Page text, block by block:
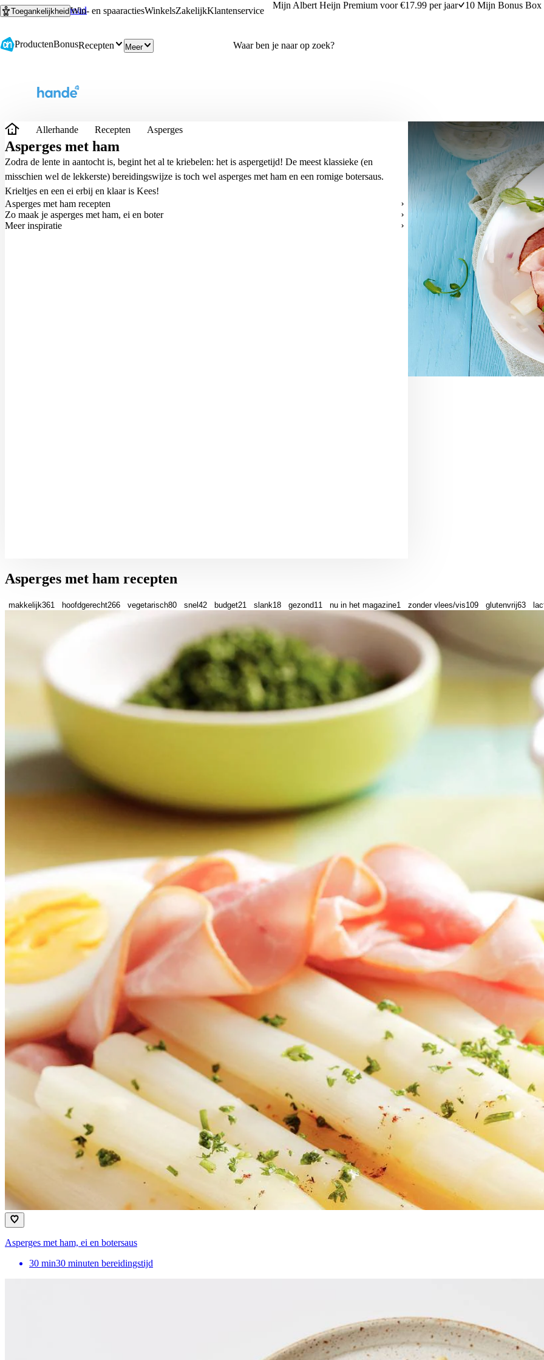
Ga naar hoofdinhoud
Ga naar zoeken
ToegankelijkheidWin- en spaaractiesWinkelsZakelijkKlantenservice
Mijn Albert Heijn Premium voor €17.99 per jaar 10 Mijn Bonus Box
ProductenBonusRecepten Meer
Allerhande Recepten Asperges
Asperges met ham
Zodra de lente in aantocht is, begint het al te kriebelen: het is aspergetijd! De meest klassieke (en
misschien wel de lekkerste) bereidingswijze is toch wel asperges met ham en een romige botersaus.
Krieltjes en een ei erbij en klaar is Kees!
Asperges met ham recepten
Zo maak je asperges met ham, ei en boter
Meer inspiratie
Asperges met ham recepten
makkelijk361 hoofdgerecht266 vegetarisch80 snel 42 budget21 slank18 gezond11 nu in het magazine1 zonder vlees/vis109 glutenvrij63
Asperges met ham, ei en botersaus
30 min30 minuten bereidingstijd